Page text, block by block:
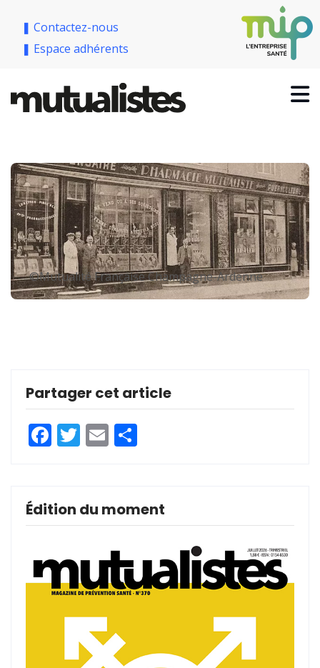
❚ Contactez-nous
❚ Espace adhérents
©Mutualité Française Champagne-Ardenne
Partager cet article
Facebook
Twitter
Email
Édition du moment